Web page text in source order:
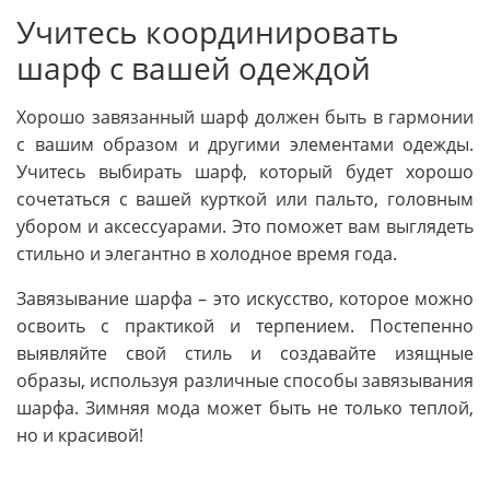
Учитесь координировать
шарф с вашей одеждой
Хорошо завязанный шарф должен быть в гармонии
с вашим образом и другими элементами одежды.
Учитесь выбирать шарф, который будет хорошо
сочетаться с вашей курткой или пальто, головным
убором и аксессуарами. Это поможет вам выглядеть
стильно и элегантно в холодное время года.
Завязывание шарфа – это искусство, которое можно
освоить с практикой и терпением. Постепенно
выявляйте свой стиль и создавайте изящные
образы, используя различные способы завязывания
шарфа. Зимняя мода может быть не только теплой,
но и красивой!